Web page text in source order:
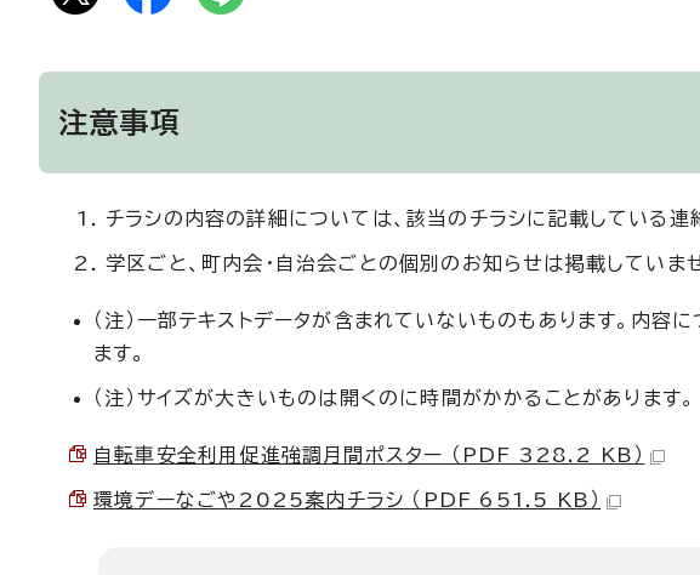
注意事項
チラシの内容の詳細については、該当のチラシに記載している連
学区ごと、町内会・自治会ごとの個別のお知らせは掲載していませ
（注）一部テキストデータが含まれていないものもあります。内
ます。
（注）サイズが大きいものは開くのに時間がかかることがあります。
自転車安全利用促進強調月間ポスター （PDF 328.2 KB）
環境デーなごや2025案内チラシ （PDF 651.5 KB）